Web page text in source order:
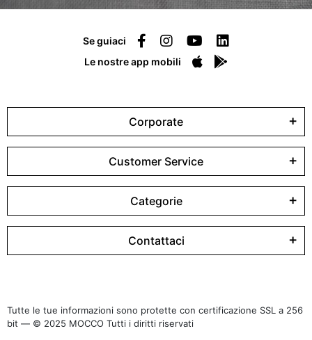
Se guiaci
Le nostre app mobili
Corporate
Customer Service
Categorie
Contattaci
Tutte le tue informazioni sono protette con certificazione SSL a 256
bit — © 2025 MOCCO Tutti i diritti riservati